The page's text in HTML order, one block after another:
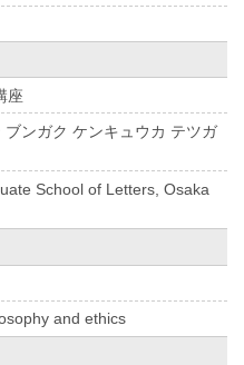
座
ンガク ケンキュウカ テツガ
School of Letters, Osaka
and ethics